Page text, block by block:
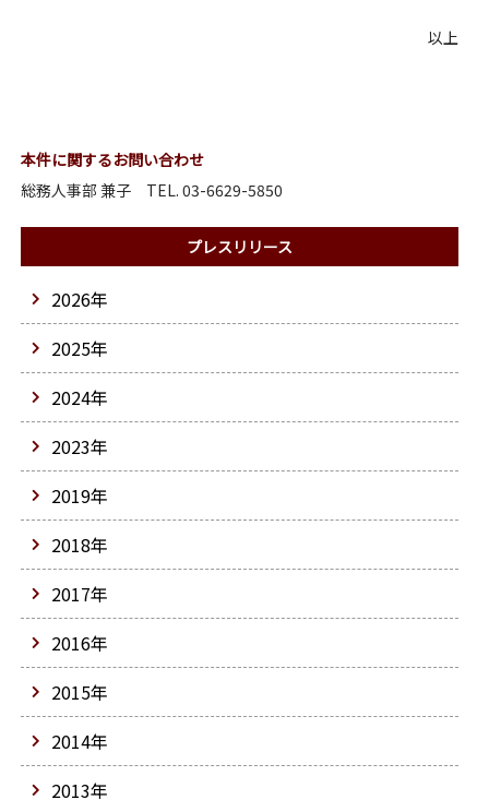
以上
本件に関するお問い合わせ
総務人事部 兼子 TEL. 03-6629-5850
プレスリリース
2026年
2025年
2024年
2023年
2019年
2018年
2017年
2016年
2015年
2014年
2013年